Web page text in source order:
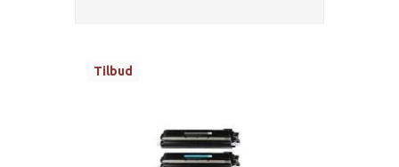
Tilbud